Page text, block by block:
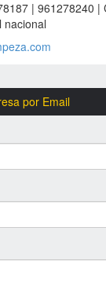
| 961278240 |
nacional
por Email